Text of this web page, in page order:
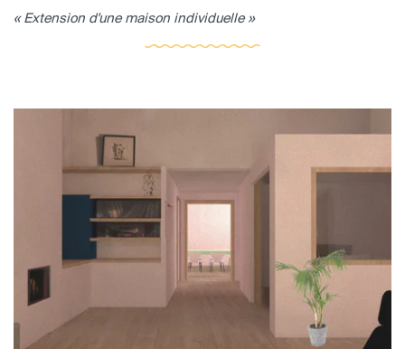
« Extension d'une maison individuelle »